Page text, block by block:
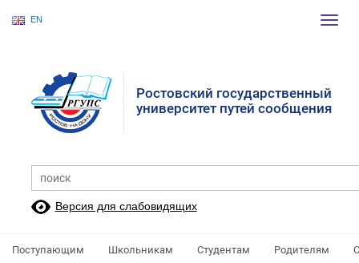
EN
Ростовский государственный
университет путей сообщения
Версия для слабовидящих
Поступающим Школьникам Студентам Родителям